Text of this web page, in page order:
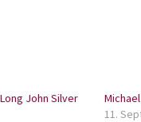
John Silver
11.